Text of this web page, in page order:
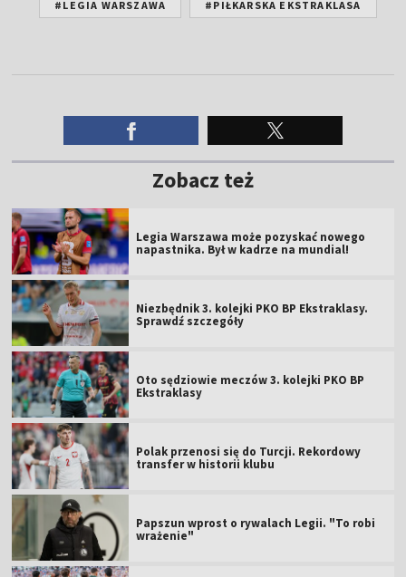
#LEGIA WARSZAWA #PIŁKARSKA EKSTRAKLASA
Zobacz też
Legia Warszawa może pozyskać nowego
napastnika. Był w kadrze na mundial!
Niezbędnik 3. kolejki PKO BP Ekstraklasy.
Sprawdź szczegóły
Oto sędziowie meczów 3. kolejki PKO BP
Ekstraklasy
Polak przenosi się do Turcji. Rekordowy
transfer w historii klubu
Papszun wprost o rywalach Legii. "To robi
wrażenie"